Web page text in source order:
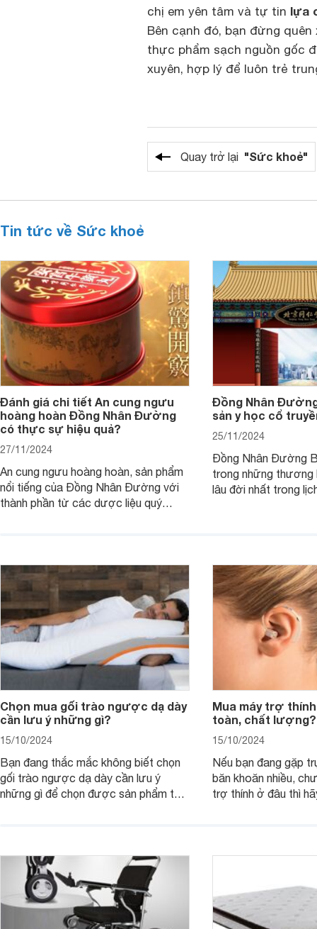
chị em yên tâm và tự tin lựa
Bên cạnh đó, bạn đừng
thực phẩm sạch nguồn gốc
xuyên, hợp lý để luôn trẻ
Quay trở lại "Sức khoẻ"
Tin tức về Sức khoẻ
Đánh giá chi tiết An cung ngưu
hoàng hoàn Đồng Nhân Đường
có thực sự hiệu quả?
27/11/2024
An cung ngưu hoàng hoàn, sản phẩm
nổi tiếng của Đồng Nhân Đường với
thành phần từ các dược liệu quý
phòng ngừa đột quỵ do nhồi máu não.
Đồng Nhân
sản y học cổ
25/11/2024
Đồng Nhân Đường
trong những thương
lâu đời nhất trong
Chọn mua gối trào ngược dạ dày
cần lưu ý những gì?
15/10/2024
Bạn đang thắc mắc không biết chọn
gối trào ngược dạ dày cần lưu ý
những gì để chọn được sản phẩm tốt
Mua máy trợ
toàn, chất lượng?
15/10/2024
Nếu bạn đang gặp
băn khoăn nhiều,
trợ thính ở đâu thì